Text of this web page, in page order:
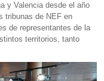
y Valencia desde el año
tribunas de NEF en
de representantes de la
territorios, tanto